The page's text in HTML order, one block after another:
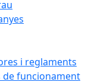
i reglaments
de funcionament